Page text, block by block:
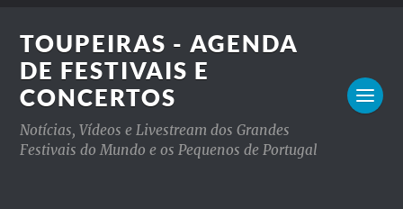
TOUPEIRAS - AGENDA
DE FESTIVAIS E
CONCERTOS
Notícias, Vídeos e Livestream dos Grandes
Festivais do Mundo e os Pequenos de Portugal